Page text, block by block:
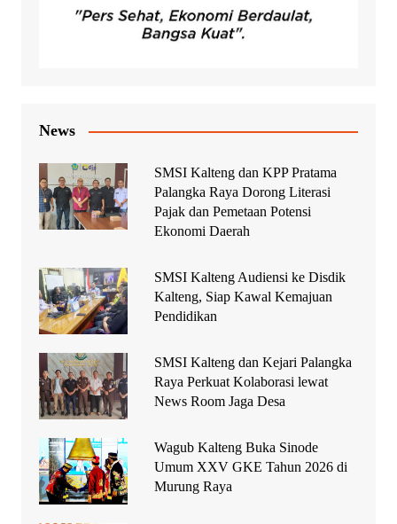
News
SMSI Kalteng dan KPP Pratama
Palangka Raya Dorong Literasi
Pajak dan Pemetaan Potensi
Ekonomi Daerah
SMSI Kalteng Audiensi ke Disdik
Kalteng, Siap Kawal Kemajuan
Pendidikan
SMSI Kalteng dan Kejari Palangka
Raya Perkuat Kolaborasi lewat
News Room Jaga Desa
Wagub Kalteng Buka Sinode
Umum XXV GKE Tahun 2026 di
Murung Raya